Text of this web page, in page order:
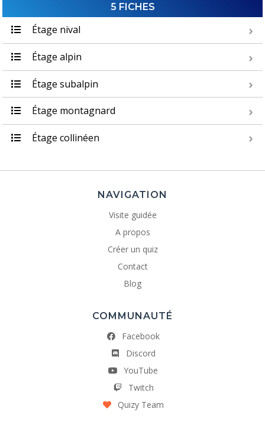
5 FICHES
Étage nival
Étage alpin
Étage subalpin
Étage montagnard
Étage collinéen
NAVIGATION
Visite guidée
A propos
Créer un quiz
Contact
Blog
COMMUNAUTÉ
Facebook
Discord
YouTube
Twitch
Quizy Team